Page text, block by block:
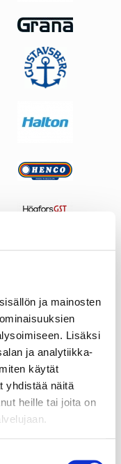
ja mainosten
Lisäksi
ja analytiikka-
käytät
yhdistää näitä
heille tai joita on